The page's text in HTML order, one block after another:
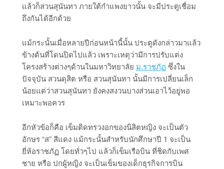
แล้วก็สวนสุนันทา ภายใต้กำแพงยาวนั้น จะมีประตูเชื่อม
ถึงกันได้อีกด้วย
แม้กระนั้นเมื่อหลายปีก่อนหน้านี้นั้น ประตูดังกล่าวมาแล้ว
ข้างต้นที่โดนปิดไปแล้ว เพราะเหตุว่ามีการปรับแต่ง
โครงสร้างต่างๆด้านในมหาวิทยาลัย ม.ราชภัฏ ซึ่งใน
ปัจจุบัน สวนดุสิต หรือ สวนสุนันทา นั้นมีการเปลี่ยนเล็ก
น้อยแต่ว่าสวนสุนันทา ยังคงสงวนบางส่วนเอาไว้อยู่พอ
เหมาะพอควร
อีกหัวข้อก็คือ เข็มติดทรวงอกของนิสิตหญิง จะเป็นตัว
อักษร “ส” สีแดง แม้กระนั้นสำหรับนักศึกษาปี 1 จะเป็น
ยี่ห้อราชภัฏ โดยทั่วๆไป แล้วก็เข็มเรือบิน ที่ชิดกับเพศ
ชาย หรือ ปกผู้หญิง จะเป็นเข็มของเด็กธุรกิจการบิน